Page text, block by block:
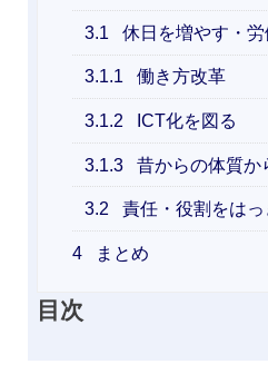
3.1 休日を増やす・
3.1.1 働き方改革
3.1.2 ICT化を図る
3.1.3 昔からの体質か
3.2 責任・役割をは
4 まとめ
目次